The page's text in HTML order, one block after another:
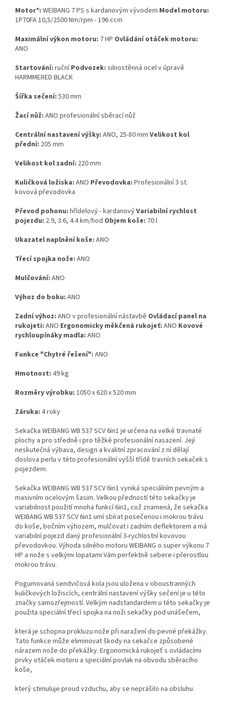
Motor*: WEIBANG 7 PS s kardanovým vývodem Model motoru:
1P70FA 10,5/2500 Nm/rpm - 196 ccm
Maximální výkon motoru: 7 HP Ovládání otáček motoru:
ANO
Startování: ručníPodvozek: silnostěnná ocel v úpravě
HARMMERED BLACK
Šířka sečení: 530 mm
Žací nůž: ANO profesionální sběrací nůž
Centrální nastavení výšky: ANO, 25-80 mm Velikost kol
přední: 205 mm
Velikost kol zadní: 220 mm
Kuličková ložiska: ANO Převodovka: Profesionální 3 st.
kovová převodovka
Převod pohonu: hřídelový - kardanovýVariabilní rychlost
pojezdu: 2.9, 3.6, 4.4 km/hod Objem koše: 70 l
Ukazatel naplnění koše: ANO
Třecí spojka nože: ANO
Mulčování: ANO
Výhoz do boku: ANO
Zadní výhoz: ANO v profesionální nástavbě Ovládací panel na
rukojeti: ANO Ergonomicky měkčená rukojeť: ANO Kovové
rychloupínáky madla: ANO
Funkce "Chytré řešení": ANO
Hmotnost: 49 kg
Rozměry výrobku: 1050 x 620 x 520 mm
Záruka: 4 roky
Sekačka WEIBANG WB 537 SCV 6in1 je určena na velké travnaté
plochy a pro středně i pro těžké profesionální nasazení. Její
neskutečná výbava, design a kvalitní zpracování z ní dělají
doslova perlu v této profesionální vyšší třídě travních sekaček s
pojezdem.
Sekačka WEIBANG WB 537 SCV 6in1 vyniká speciálním pevným a
masivním ocelovým šasim. Velkou předností této sekačky je
variabilnost použití mnoha funkcí 6in1, což znamená, že sekačka
WEIBANG WB 537 SCV 6in1 umí sbírat posečenou i mokrou trávu
do koše, bočním výhozem, mulčovat i zadním deflektorem a má
variabilní pojezd daný profesionální 3-rychlostní kovovou
převodovkou. Výhoda silného motoru WEIBANG o super výkonu 7
HP a nože s velkými lopatami Vám perfektně sebere i přerostlou
mokrou trávu.
Pogumovaná sendvičová kola jsou uložena v oboustranných
kuličkových ložiscích, centrální nastavení výšky sečení je u této
značky samozřejmostí. Velkým nadstandardem u této sekačky je
použita speciální třecí spojka na noži sekačky pod unášečem,
která je schopna prokluzu nože při naražení do pevné překážky.
Tato funkce může eliminovat škody na sekačce způsobené
nárazem nože do překážky. Ergonomická rukojeť s ovládacími
prvky otáček motoru a speciální povlak na obvodu sběracího
koše,
který stimuluje proud vzduchu, aby se neprášilo na obsluhu.